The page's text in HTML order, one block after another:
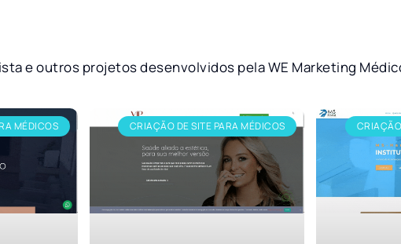
e outros projetos desenvolvidos pela WE Marketing
MÉDICOS CRIAÇÃO DE SITE PARA MÉDICOS